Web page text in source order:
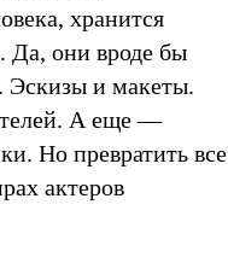
хранится
Да, они вроде бы
Эскизы и макеты.
А еще —
Но превратить все
актеров